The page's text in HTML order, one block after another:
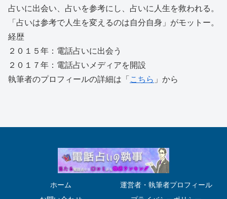
占いに出会い、占いを参考にし、占いに人生を救われる。
「占いは参考で人生を変えるのは自分自身」がモットー。
経歴
２０１５年：電話占いに出会う
２０１７年：電話占いメディアを開設
執筆者のプロフィールの詳細は「こちら 」から
ホーム
運営者・執筆者プロフィール